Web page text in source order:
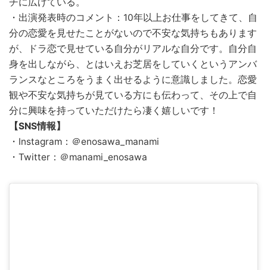
チに広げている。
・出演発表時のコメント：10年以上お仕事をしてきて、自
分の恋愛を見せたことがないので不安な気持ちもあります
が、ドラ恋で見せている自分がリアルな自分です。自分自
身を出しながら、とはいえお芝居をしていくというアンバ
ランスなところをうまく出せるように意識しました。恋愛
観や不安な気持ちが見ている方にも伝わって、その上で自
分に興味を持っていただけたら凄く嬉しいです！
【SNS情報】
・Instagram：＠enosawa_manami
・Twitter：＠manami_enosawa